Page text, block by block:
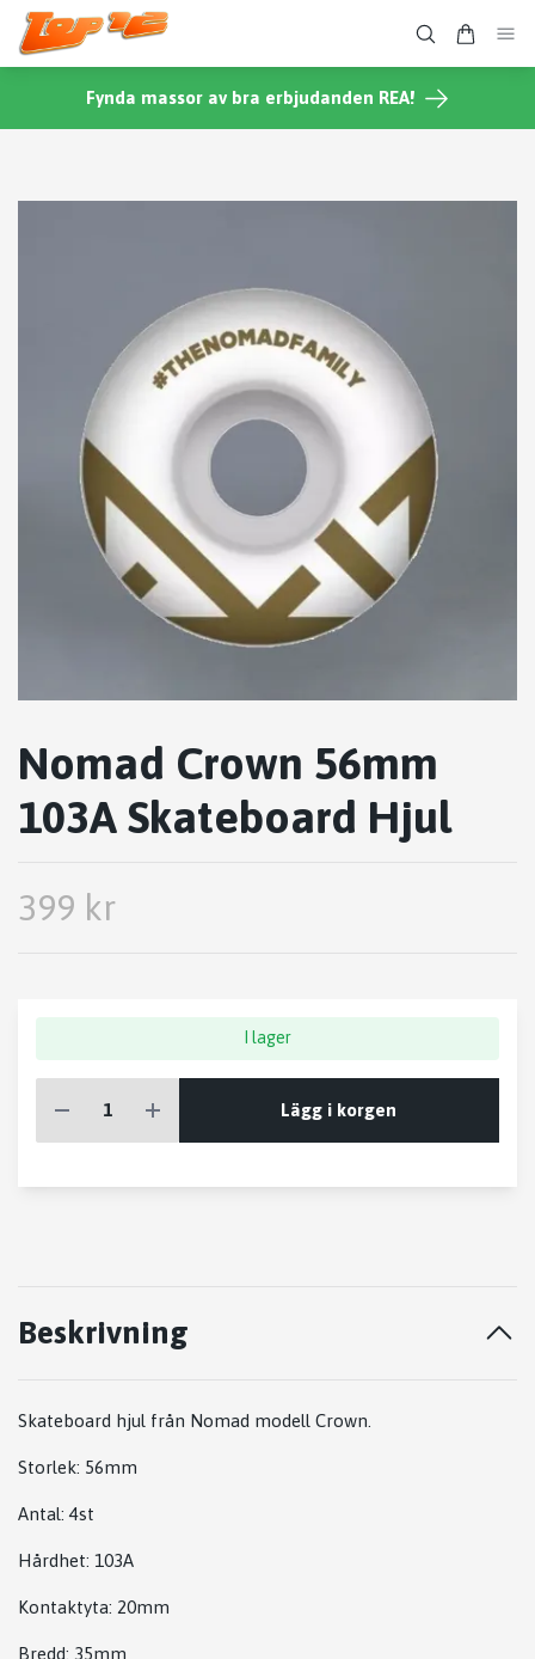
Fynda massor av bra erbjudanden REA!
Nomad Crown 56mm
103A Skateboard Hjul
399 kr
I lager
Lägg i korgen
Beskrivning
Skateboard hjul från Nomad modell Crown.
Storlek: 56mm
Antal: 4st
Hårdhet: 103A
Kontaktyta: 20mm
Bredd: 35mm